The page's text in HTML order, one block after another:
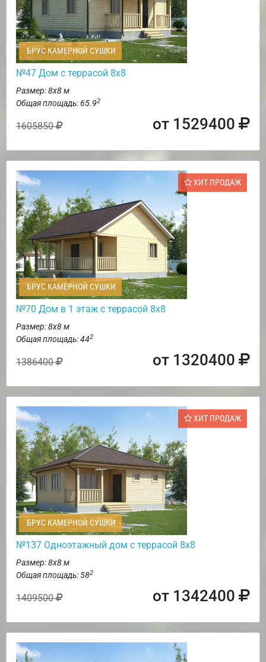
БРУС КАМЕРНОЙ СУШКИ
№47 Дом с террасой 8х8
Размер: 8х8 м
Общая площадь: 65.92
1605850 от 1529400
ХИТ ПРОДАЖ
БРУС КАМЕРНОЙ СУШКИ
№70 Дом в 1 этаж с террасой 8х8
Размер: 8х8 м
Общая площадь: 442
1386400 от 1320400
ХИТ ПРОДАЖ
БРУС КАМЕРНОЙ СУШКИ
№137 Одноэтажный дом с террасой 8х8
Размер: 8х8 м
Общая площадь: 582
1409500 от 1342400